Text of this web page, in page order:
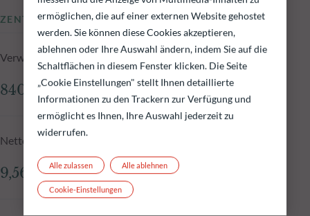
ZENTRALE KENNZAHLEN
Verwaltetes Fondsvolumen zum 05.08.2026
840,95 Mio.€
Nettoinventarwert zum 05.08.2026
9,56 €
ermöglichen, die auf einer externen Website gehostet
werden. Sie können diese Cookies akzeptieren,
ablehnen oder Ihre Auswahl ändern, indem Sie auf die
Schaltflächen in diesem Fenster klicken. Die Seite
„Cookie Einstellungen" stellt Ihnen detaillierte
Informationen zu den Trackern zur Verfügung und
ermöglicht es Ihnen, Ihre Auswahl jederzeit zu
widerrufen.
Alle ablehnen
Alle zulassen
Cookie-Einstellungen